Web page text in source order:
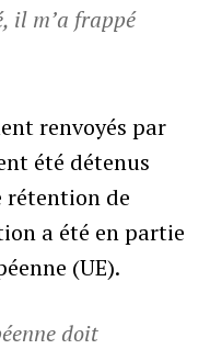
il m’a frappé
renvoyés par
été détenus
rétention de
a été en partie
(UE).
doit